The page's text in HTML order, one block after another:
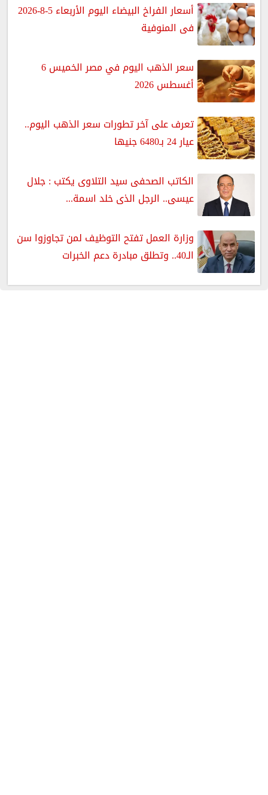
أسعار الفراخ البيضاء اليوم الأربعاء 5-8-2026
فى المنوفية
سعر الذهب اليوم في مصر الخميس 6
أغسطس 2026
تعرف على آخر تطورات سعر الذهب اليوم..
عيار 24 بـ6480 جنيها
الكاتب الصحفى سيد التلاوى يكتب : جلال
عيسى.. الرجل الذى خلد اسمة...
وزارة العمل تفتح التوظيف لمن تجاوزوا سن
الـ40.. وتطلق مبادرة دعم الخبرات